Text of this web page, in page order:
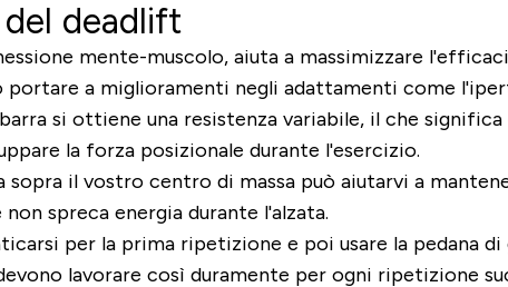
deadlift
mente-muscolo, aiuta a massimizzare
portare a miglioramenti negli adattamenti come
si ottiene una resistenza variabile, il che
la forza posizionale durante l'esercizio.
sopra il vostro centro di massa può aiutarvi a
spreca energia durante l'alzata.
per la prima ripetizione e poi usare la pedana
lavorare così duramente per ogni ripetizione